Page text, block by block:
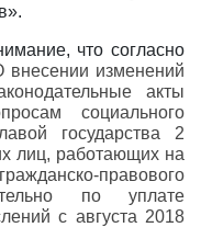
что согласно
внесении изменений
акты
социального
государства 2
лиц, работающих на
правового
по уплате
с августа 2018